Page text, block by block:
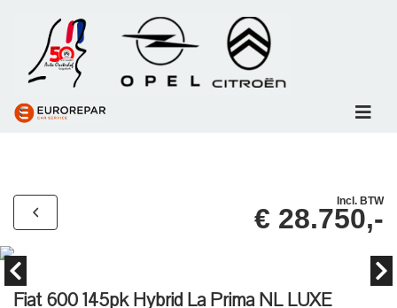
Incl. BTW
€ 28.750,-
Fiat 600 145pk Hybrid La Prima NL LUXE